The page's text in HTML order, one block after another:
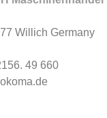
Willich Germany
49 660